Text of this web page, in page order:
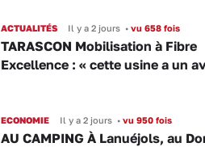
ACTUALITÉS Il y a 2 jours •vu 658 fois
TARASCON Mobilisation à Fibre
Excellence : « cette usine a un
ECONOMIE Il y a 2 jours •vu 950 fois
AU CAMPING À Lanuéjols, au